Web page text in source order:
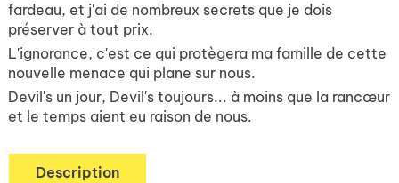
fardeau, et j'ai de nombreux secrets que je dois
préserver à tout prix.
L'ignorance, c'est ce qui protègera ma famille de cette
nouvelle menace qui plane sur nous.
Devil's un jour, Devil's toujours... à moins que la rancœur
et le temps aient eu raison de nous.
Description